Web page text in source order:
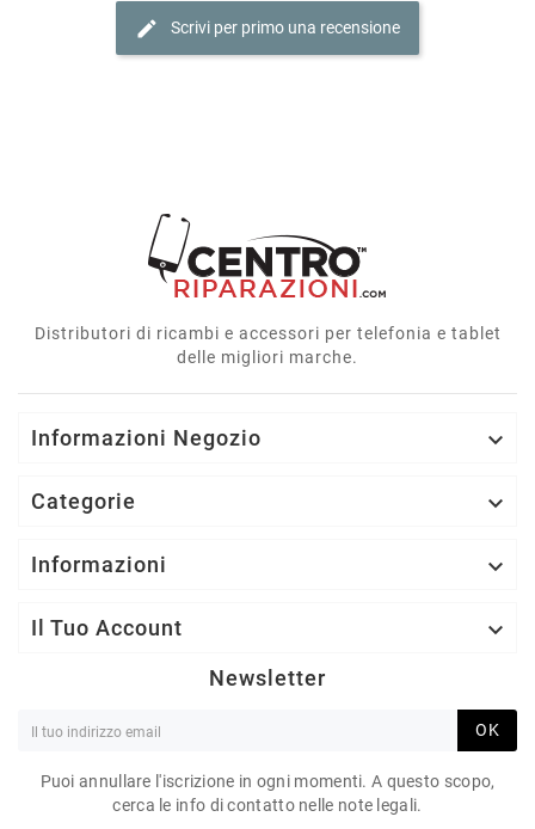
edit Scrivi per primo una recensione
Distributori di ricambi e accessori per telefonia e tablet
delle migliori marche.
Informazioni Negozio 
Categorie 
Informazioni 
Il Tuo Account 
Newsletter
OK
Puoi annullare l'iscrizione in ogni momenti. A questo scopo,
cerca le info di contatto nelle note legali.